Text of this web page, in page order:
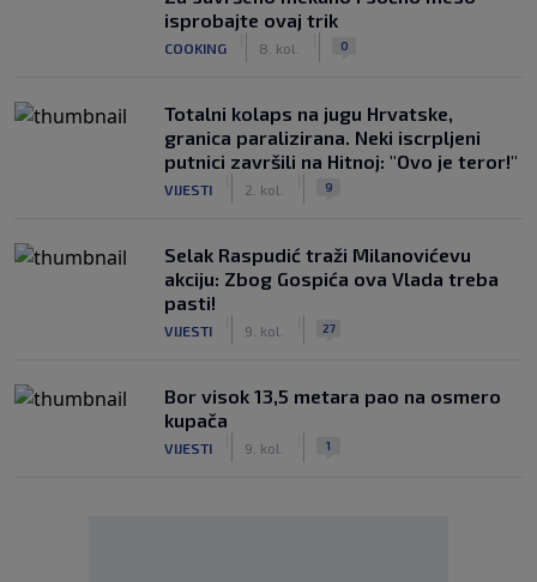
isprobajte ovaj trik
COOKING 8. kol. 0
Totalni kolaps na jugu Hrvatske,
granica paralizirana. Neki iscrpljeni
putnici završili na Hitnoj: "Ovo je teror!"
VIJESTI 2. kol. 9
Selak Raspudić traži Milanovićevu
akciju: Zbog Gospića ova Vlada treba
pasti!
VIJESTI 9. kol. 27
Bor visok 13,5 metara pao na osmero
kupača
VIJESTI 9. kol. 1